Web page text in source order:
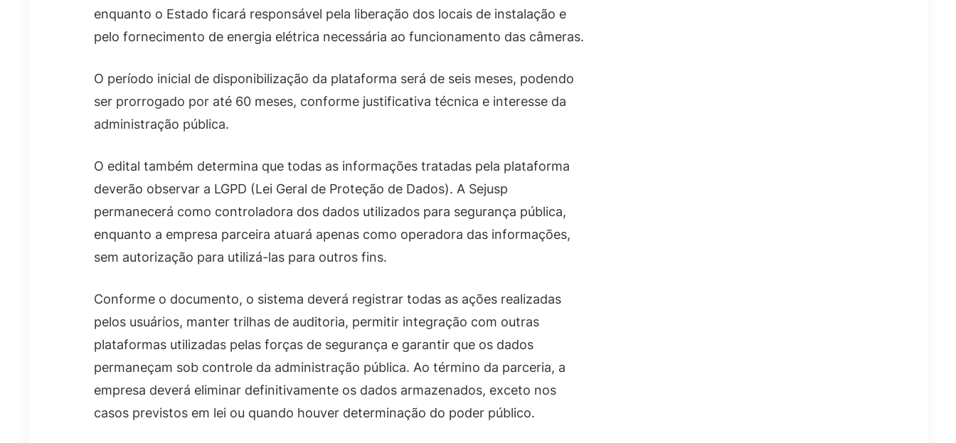
enquanto o Estado ficará responsável pela liberação dos locais de instalação e
pelo fornecimento de energia elétrica necessária ao funcionamento das câmeras.
O período inicial de disponibilização da plataforma será de seis meses, podendo
ser prorrogado por até 60 meses, conforme justificativa técnica e interesse da
administração pública.
O edital também determina que todas as informações tratadas pela plataforma
deverão observar a LGPD (Lei Geral de Proteção de Dados). A Sejusp
permanecerá como controladora dos dados utilizados para segurança pública,
enquanto a empresa parceira atuará apenas como operadora das informações,
sem autorização para utilizá-las para outros fins.
Conforme o documento, o sistema deverá registrar todas as ações realizadas
pelos usuários, manter trilhas de auditoria, permitir integração com outras
plataformas utilizadas pelas forças de segurança e garantir que os dados
permaneçam sob controle da administração pública. Ao término da parceria, a
empresa deverá eliminar definitivamente os dados armazenados, exceto nos
casos previstos em lei ou quando houver determinação do poder público.